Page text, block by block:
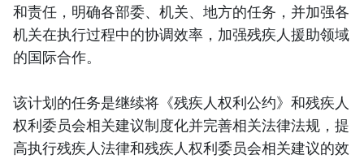
和责任，明确各部委、机关、地方的任务，并加强各
机关在执行过程中的协调效率，加强残疾人援助领域
的国际合作。
该计划的任务是继续将《残疾人权利公约》和残疾人
权利委员会相关建议制度化并完善相关法律法规，提
高执行残疾人法律和残疾人权利委员会相关建议的效